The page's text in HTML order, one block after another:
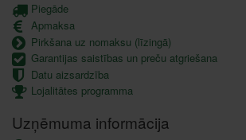
Piegāde
Apmaksa
Pirkšana uz nomaksu (līzingā)
Garantijas saistības un preču atgriešana
Datu aizsardzība
Lojalitātes programma
Uzņēmuma informācija